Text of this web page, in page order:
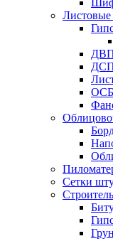
Листовые
ОСБ
Сетки